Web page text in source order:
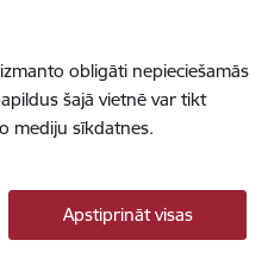
obligāti nepieciešamās
šajā vietnē var tikt
mediju sīkdatnes.
Apstiprināt visas